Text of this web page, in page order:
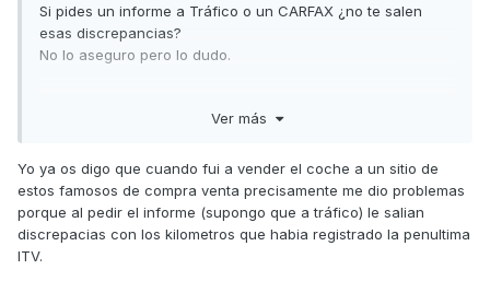
Si pides un informe a Tráfico o un CARFAX ¿no te salen
esas discrepancias?
No lo aseguro pero lo dudo.
Ver más
Yo ya os digo que cuando fui a vender el coche a un sitio de
estos famosos de compra venta precisamente me dio problemas
porque al pedir el informe (supongo que a tráfico) le salian
discrepacias con los kilometros que habia registrado la penultima
ITV.